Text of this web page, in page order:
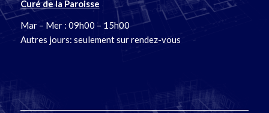
Curé de la Paroisse
Mar – Mer : 09h00 – 15h00
Autres jours: seulement sur rendez-vous